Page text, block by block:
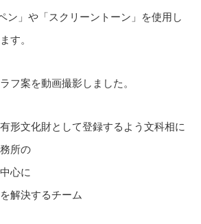
ン」や「スクリーントーン」を使用し
す。
フ案を動画撮影しました。
形文化財として登録するよう文科相に
所の
心に
解決するチーム